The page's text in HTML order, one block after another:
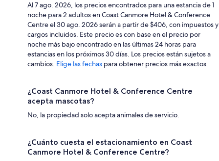
Al 7 ago. 2026, los precios encontrados para una estancia de 1
noche para 2 adultos en Coast Canmore Hotel & Conference
Centre el 30 ago. 2026 serán a partir de $406, con impuestos y
cargos incluidos. Este precio es con base en el precio por
noche más bajo encontrado en las últimas 24 horas para
estancias en los próximos 30 días. Los precios están sujetos a
cambios. Elige las fechas para obtener precios más exactos.
¿Coast Canmore Hotel & Conference Centre
acepta mascotas?
No, la propiedad solo acepta animales de servicio.
¿Cuánto cuesta el estacionamiento en Coast
Canmore Hotel & Conference Centre?